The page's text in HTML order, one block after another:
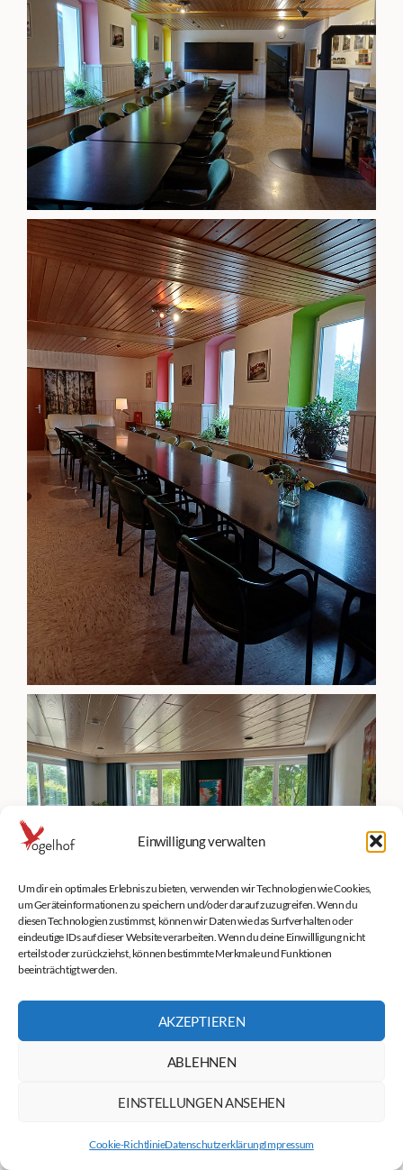
Einwilligung verwalten
Um dir ein optimales Erlebnis zu bieten, verwenden wir Technologien wie Cookies,
um Geräteinformationen zu speichern und/oder darauf zuzugreifen. Wenn du
diesen Technologien zustimmst, können wir Daten wie das Surfverhalten oder
eindeutige IDs auf dieser Website verarbeiten. Wenn du deine Einwillligung nicht
erteilst oder zurückziehst, können bestimmte Merkmale und Funktionen
beeinträchtigt werden.
AKZEPTIEREN
ABLEHNEN
EINSTELLUNGEN ANSEHEN
Cookie-RichtlinieDatenschutzerklärungImpressum